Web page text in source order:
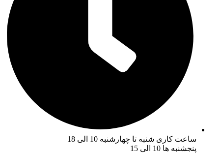
ساعت کاری شنبه تا چهارشنبه 10 الی 18
پنجشنبه ها 10 الی 15